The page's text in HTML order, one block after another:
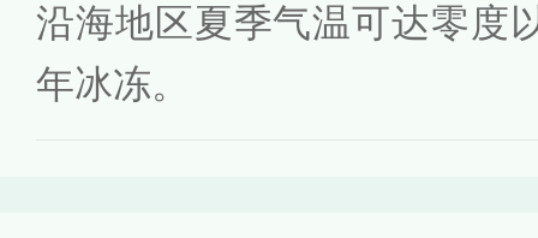
沿海地区夏季气温可达零度
年冰冻。